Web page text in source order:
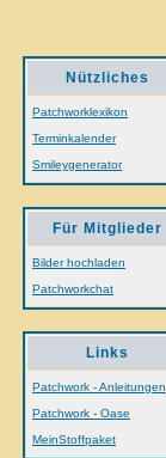
Nützliches
Patchworklexikon
Terminkalender
Smileygenerator
Für Mitglieder
Bilder hochladen
Patchworkchat
Links
Patchwork - Anleitungen
Patchwork - Oase
MeinStoffpaket